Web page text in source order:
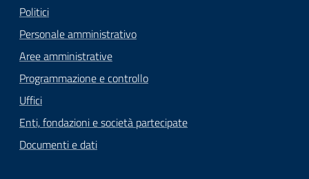
Politici
Personale amministrativo
Aree amministrative
Programmazione e controllo
Uffici
Enti, fondazioni e società partecipate
Documenti e dati